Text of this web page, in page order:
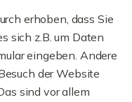
erhoben, dass Sie
sich z.B. um Daten
eingeben. Andere
der Website
sind vor allem